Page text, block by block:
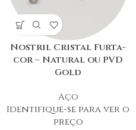
Nostril Cristal Furta-
cor – Natural ou PVD
Gold
Aço
Identifique-se para ver o
preço